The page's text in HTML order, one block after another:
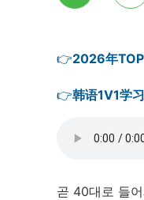
👉2026年
👉韩语1V1学
곧 40대로 들